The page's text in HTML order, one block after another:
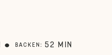
BACKEN : 52 MIN